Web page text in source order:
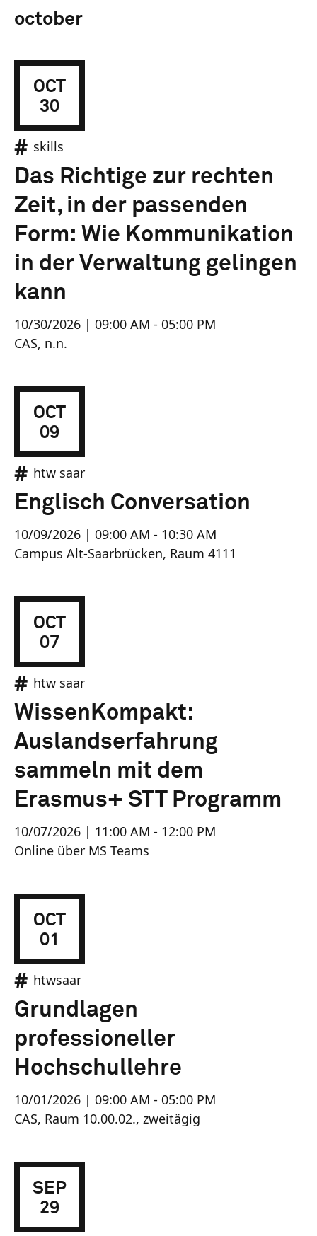
october
OCT
30
skills
Das Richtige zur rechten
Zeit, in der passenden
Form: Wie Kommunikation
in der Verwaltung gelingen
kann
10/30/2026 | 09:00 AM - 05:00 PM
CAS, n.n.
OCT
09
htw saar
Englisch Conversation
10/09/2026 | 09:00 AM - 10:30 AM
Campus Alt-Saarbrücken, Raum 4111
OCT
07
htw saar
WissenKompakt:
Auslandserfahrung
sammeln mit dem
Erasmus+ STT Programm
10/07/2026 | 11:00 AM - 12:00 PM
Online über MS Teams
OCT
01
htwsaar
Grundlagen
professioneller
Hochschullehre
10/01/2026 | 09:00 AM - 05:00 PM
CAS, Raum 10.00.02., zweitägig
SEP
29